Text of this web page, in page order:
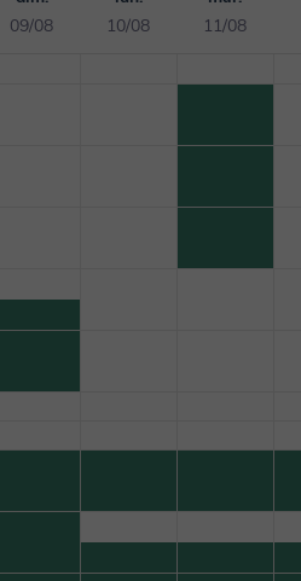
09/08
10/08
11/08